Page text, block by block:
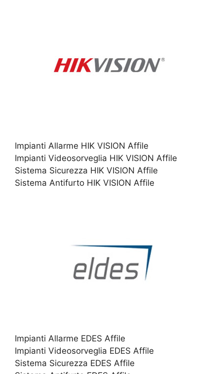
Impianti Allarme HIK VISION Affile
Impianti Videosorveglia HIK VISION Affile
Sistema Sicurezza HIK VISION Affile
Sistema Antifurto HIK VISION Affile
Impianti Allarme EDES Affile
Impianti Videosorveglia EDES Affile
Sistema Sicurezza EDES Affile